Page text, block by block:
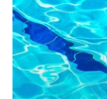
Tenaga
Surya?